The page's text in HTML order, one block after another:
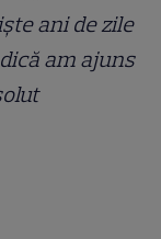
ani de zile
am ajuns